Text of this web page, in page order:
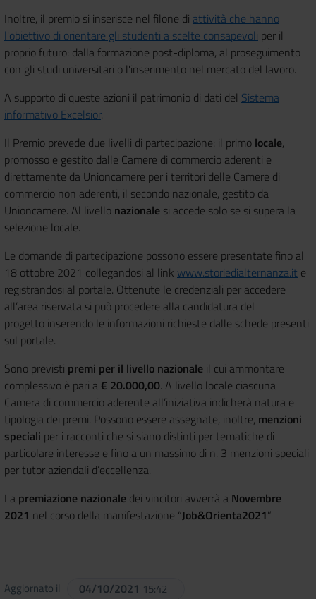
Inoltre, il premio si inserisce nel filone di attività che hanno
l'obiettivo di orientare gli studenti a scelte consapevoli per il
proprio futuro: dalla formazione post-diploma, al proseguimento
con gli studi universitari o l'inserimento nel mercato del lavoro.
A supporto di queste azioni il patrimonio di dati del Sistema
informativo Excelsior.
Il Premio prevede due livelli di partecipazione: il primo locale,
promosso e gestito dalle Camere di commercio aderenti e
direttamente da Unioncamere per i territori delle Camere di
commercio non aderenti, il secondo nazionale, gestito da
Unioncamere. Al livello nazionale si accede solo se si supera la
selezione locale.
Le domande di partecipazione possono essere presentate fino al
18 ottobre 2021 collegandosi al link www.storiedialternanza.it e
registrandosi al portale. Ottenute le credenziali per accedere
all’area riservata si può procedere alla candidatura del
progetto inserendo le informazioni richieste dalle schede presenti
sul portale.
Sono previsti premi per il livello nazionale il cui ammontare
complessivo è pari a€ 20.000,00. A livello locale ciascuna
Camera di commercio aderente all’iniziativa indicherà natura e
tipologia dei premi. Possono essere assegnate, inoltre, menzioni
speciali per i racconti che si siano distinti per tematiche di
particolare interesse e fino a un massimo di n. 3 menzioni speciali
per tutor aziendali d’eccellenza.
La premiazione nazionale dei vincitori avverrà a Novembre
2021 nel corso della manifestazione “Job&Orienta2021”
Aggiornato il 04/10/2021 15:42